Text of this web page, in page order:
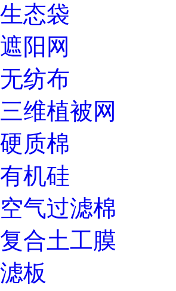
生态袋
遮阳网
无纺布
三维植被网
硬质棉
有机硅
空气过滤棉
复合土工膜
滤板